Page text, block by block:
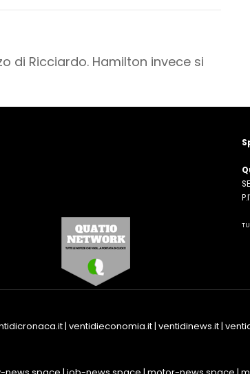
di Ricciardo. Hamilton invece si
| ventidieconomia.it| ventidinews.it|